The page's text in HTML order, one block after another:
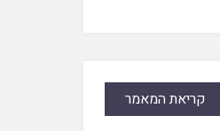
קריאת המאמר